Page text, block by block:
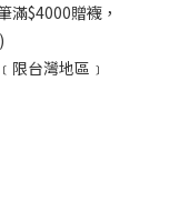
滿$4000贈襪，
限台灣地區﹞